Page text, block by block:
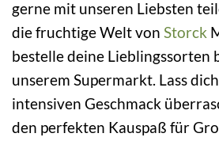
gerne mit unseren Liebsten
die fruchtige Welt von Storck
bestelle deine Lieblingssorten
unserem Supermarkt. Lass
intensiven Geschmack
den perfekten Kauspaß für